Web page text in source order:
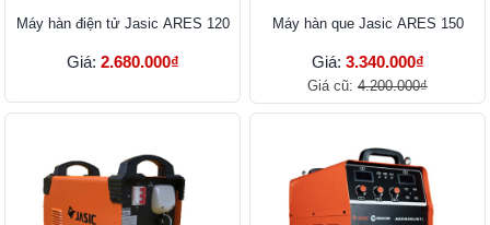
Máy hàn điện tử Jasic ARES 120
Giá: 2.680.000₫
Máy hàn que Jasic ARES 150
Giá: 3.340.000₫
Giá cũ: 4.200.000₫